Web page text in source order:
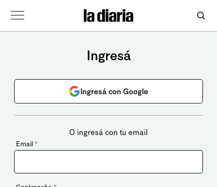
Ingresá
Ingresá con Google
O ingresá con tu email
Email *